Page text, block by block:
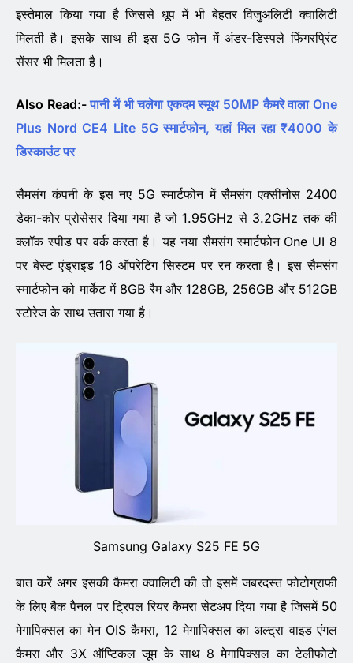
इस्तेमाल किया गया है जिससे धूप में भी बेहतर विजुअलिटी क्वालिटी
मिलती है। इसके साथ ही इस 5G फोन में अंडर-डिस्पले फिंगरप्रिंट
सेंसर भी मिलता है।
Also Read:-पानी में भी चलेगा एकदम स्मूथ 50MP कैमरे वाला One
Plus Nord CE4 Lite 5G स्मार्टफोन, यहां मिल रहा ₹4000 के
डिस्काउंट पर
सैमसंग कंपनी के इस नए 5G स्मार्टफोन में सैमसंग एक्सीनोस 2400
डेका-कोर प्रोसेसर दिया गया है जो 1.95GHz से 3.2GHz तक की
क्लॉक स्पीड पर वर्क करता है। यह नया सैमसंग स्मार्टफोन One UI 8
पर बेस्ट एंड्राइड 16 ऑपरेटिंग सिस्टम पर रन करता है। इस सैमसंग
स्मार्टफोन को मार्केट में 8GB रैम और 128GB, 256GB और 512GB
स्टोरेज के साथ उतारा गया है।
Samsung Galaxy S25 FE 5G
बात करें अगर इसकी कैमरा क्वालिटी की तो इसमें जबरदस्त फोटोग्राफी
के लिए बैक पैनल पर ट्रिपल रियर कैमरा सेटअप दिया गया है जिसमें 50
मेगापिक्सल का मेन OIS कैमरा, 12 मेगापिक्सल का अल्ट्रा वाइड एंगल
कैमरा और 3X ऑप्टिकल जूम के साथ 8 मेगापिक्सल का टेलीफोटो